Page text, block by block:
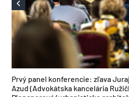
Prvý panel konferencie: zľava
Azud (Advokátska kancelária